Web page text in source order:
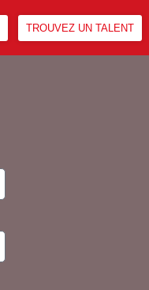
TROUVEZ UN TALENT